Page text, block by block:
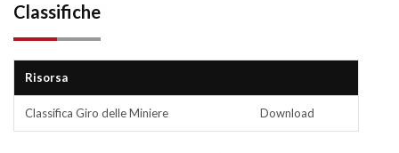
Classifiche
Risorsa
Classifica Giro delle Miniere Download